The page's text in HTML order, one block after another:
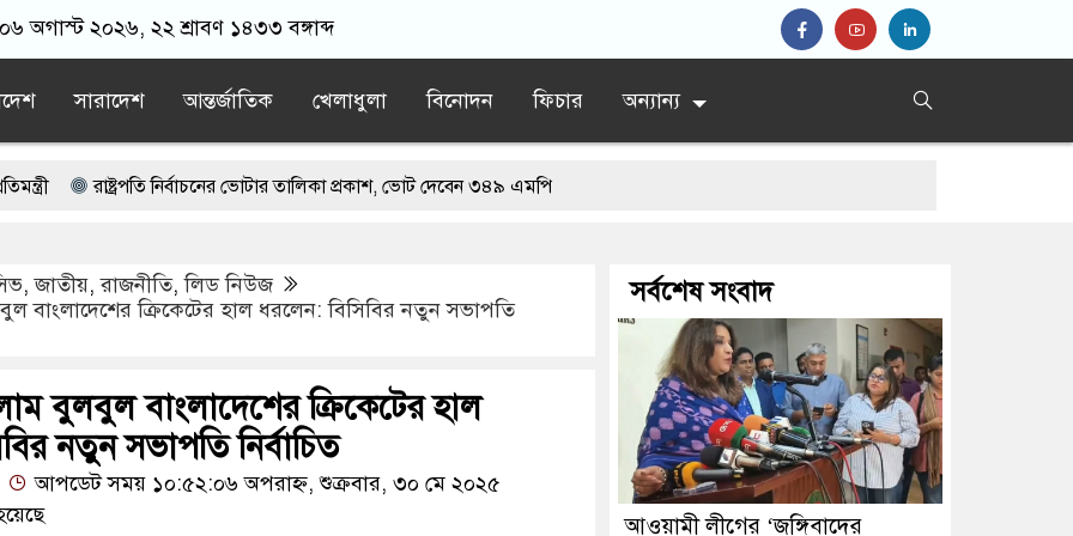
অগাস্ট ২০২৬, ২২ শ্রাবণ ১৪৩৩ বঙ্গাব্দ
সারাদেশ আন্তর্জাতিক খেলাধুলা বিনোদন ফিচার অন্যান্য
রাষ্ট্রপতি নির্বাচনের ভোটার তালিকা প্রকাশ, ভোট দেবেন ৩৪৯ এমপি
গাংনীতে ফ্রি ফায়র গেম নিয়ে বিরোধে শিশু আবির হত্যা: দুই কিশোরের কারাদণ্ড
আত্মসমর্পণের নির্দেশ
,জাতীয়,রাজনীতি,লিড নিউজ
বাংলাদেশের ক্রিকেটের হাল ধরলেন: বিসিবির নতুন সভাপতি
বুলবুল বাংলাদেশের ক্রিকেটের হাল
নতুন সভাপতি নির্বাচিত
আপডেট সময় ১০:৫২:০৬ অপরাহ্ন, শুক্রবার, ৩০ মে ২০২৫
সর্বশেষ সংবাদ
আওয়ামী লীগের ‘জঙ্গিবাদের